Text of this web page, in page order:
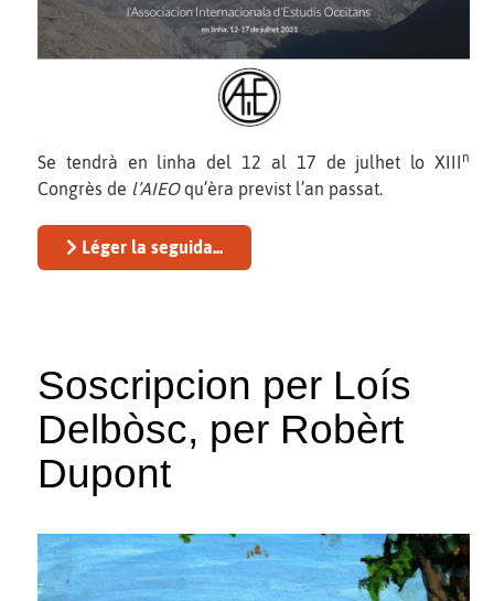
Se tendrà en linha del 12 al 17 de julhet lo XIII n
Congrès de l’AIEOqu’èra previst l’an passat.
Léger la seguida...
Soscripcion per Loís
Delbòsc, per Robèrt
Dupont